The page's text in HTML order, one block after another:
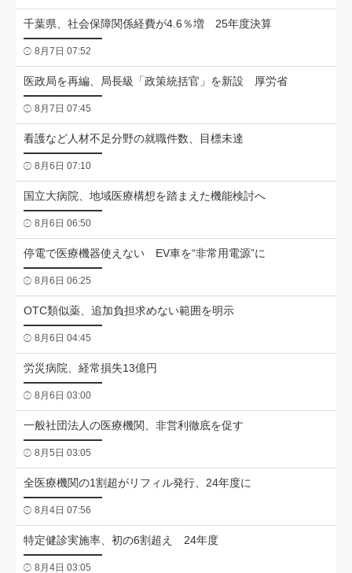
千葉県、社会保障関係経費が4.6％増 25年度決算
8月7日 07:52
医政局を再編、局長級「政策統括官」を新設 厚労省
8月7日 07:45
看護など人材不足分野の就職件数、目標未達
8月6日 07:10
国立大病院、地域医療構想を踏まえた機能検討へ
8月6日 06:50
停電で医療機器使えない EV車を“非常用電源”に
8月6日 06:25
OTC類似薬、追加負担求めない範囲を明示
8月6日 04:45
労災病院、経常損失13億円
8月6日 03:00
一般社団法人の医療機関、非営利徹底を促す
8月5日 03:05
全医療機関の1割超がリフィル発行、24年度に
8月4日 07:56
特定健診実施率、初の6割超え 24年度
8月4日 03:05